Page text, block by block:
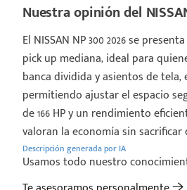
Nuestra opinión del
El NISSAN NP 300 2026 se
pick up mediana, ideal para
banca dividida y asientos de
permitiendo ajustar el espacio
de 166 HP y un rendimiento
valoran la economía sin sacrificar
Descripción generada por IA
Usamos todo nuestro